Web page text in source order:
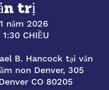
trị
năm 2026
CHIỀU
B. Hancock tại văn
non Denver, 305
CO 80205